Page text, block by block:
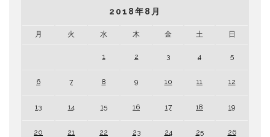
2018年8月
月 火 水 木 金 土 日
1 2 3 4 5
6 7 8 9 10 11 12
13 14 15 16 17 18 19
20 21 22 23 24 25 26